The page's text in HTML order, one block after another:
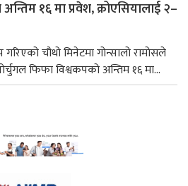
१६ मा प्रवेश, क्रोएसियालाई २–
चौथो मिनेटमा गोन्सालो रामोसले
फिफा विश्वकपको अन्तिम १६ मा...